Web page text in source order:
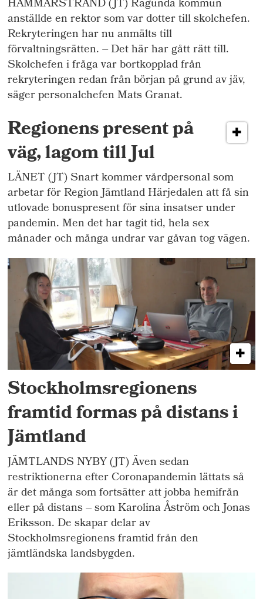
HAMMARSTRAND (JT) Ragunda kommun
anställde en rektor som var dotter till skolchefen.
Rekryteringen har nu anmälts till
förvaltningsrätten. – Det här har gått rätt till.
Skolchefen i fråga var bortkopplad från
rekryteringen redan från början på grund av jäv,
säger personalchefen Mats Granat.
Regionens present på
väg, lagom till Jul
LÄNET (JT) Snart kommer vårdpersonal som
arbetar för Region Jämtland Härjedalen att få sin
utlovade bonuspresent för sina insatser under
pandemin. Men det har tagit tid, hela sex
månader och många undrar var gåvan tog vägen.
Stockholmsregionens
framtid formas på distans i
Jämtland
JÄMTLANDS NYBY (JT) Även sedan
restriktionerna efter Coronapandemin lättats så
är det många som fortsätter att jobba hemifrån
eller på distans – som Karolina Åström och Jonas
Eriksson. De skapar delar av
Stockholmsregionens framtid från den
jämtländska landsbygden.